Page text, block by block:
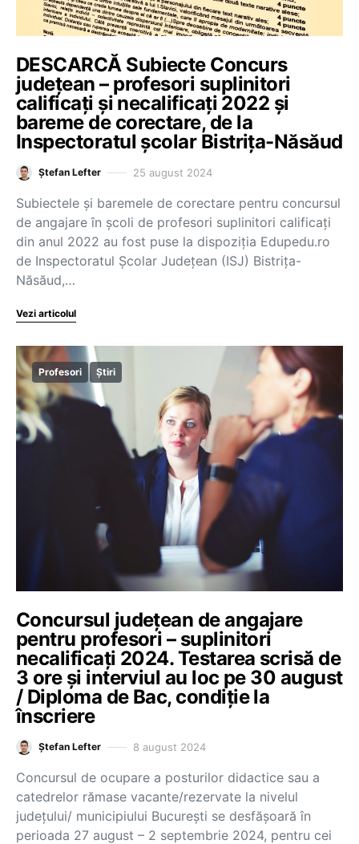
DESCARCĂ Subiecte Concurs
județean – profesori suplinitori
calificați și necalificați 2022 și
bareme de corectare, de la
Inspectoratul școlar Bistrița-Năsăud
Ștefan Lefter 25 august 2024
Subiectele și baremele de corectare pentru concursul
de angajare în școli de profesori suplinitori calificați
din anul 2022 au fost puse la dispoziția Edupedu.ro
de Inspectoratul Școlar Județean (ISJ) Bistrița-
Năsăud,…
Vezi articolul
Profesori Știri
Concursul județean de angajare
pentru profesori – suplinitori
necalificați 2024. Testarea scrisă de
3 ore și interviul au loc pe 30 august
/ Diploma de Bac, condiție la
înscriere
Ștefan Lefter 8 august 2024
Concursul de ocupare a posturilor didactice sau a
catedrelor rămase vacante/rezervate la nivelul
județului/ municipiului București se desfășoară în
perioada 27 august – 2 septembrie 2024, pentru cei